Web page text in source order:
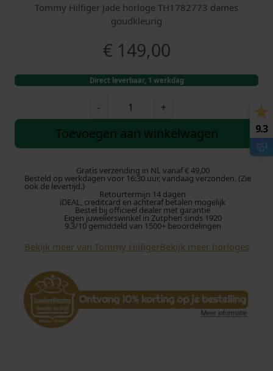
Tommy Hilfiger Jade horloge TH1782773 dames
goudkleurig
€149,00
Direct leverbaar, 1 werkdag
-
m
H
i
f
i
e
o
r
+
Toevoegen aan winkelwagen
Gratis verzending in NL vanaf € 49,00
Besteld op werkdagen voor 16:30 uur, vandaag verzonden. (Zie
ook de levertijd.)
Retourtermijn 14 dagen
iDEAL, creditcard en achteraf betalen mogelijk
Bestel bij officieel dealer met garantie
Eigen juwelierswinkel in Zutphen sinds 1920
9.3/10 gemiddeld van 1500+ beoordelingen
Bekijk meer van Tommy HilfigerBekijk meer horloges
9.3